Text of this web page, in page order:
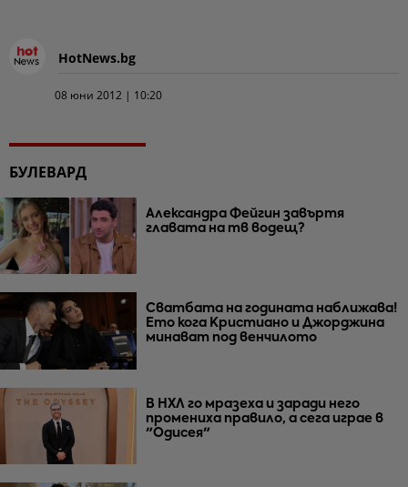
HotNews.bg
08 юни 2012 | 10:20
БУЛЕВАРД
Александра Фейгин завъртя
главата на тв водещ?
Сватбата на годината наближава!
Ето кога Кристиано и Джорджина
минават под венчилото
В НХЛ го мразеха и заради него
промениха правило, а сега играе в
"Одисея"